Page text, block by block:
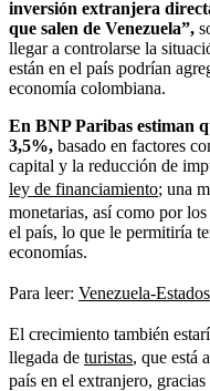
inversión extranjera
que salen de Venezuela”,
llegar a controlarse la
están en el país podrían
economía colombiana.
En BNP Paribas estiman
3,5%, basado en factores
capital y la reducción de
ley de financiamiento; una
monetarias, así como por
el país, lo que le permitiría
economías.
Para leer: Venezuela-
El crecimiento también
llegada de turistas, que está
país en el extranjero,